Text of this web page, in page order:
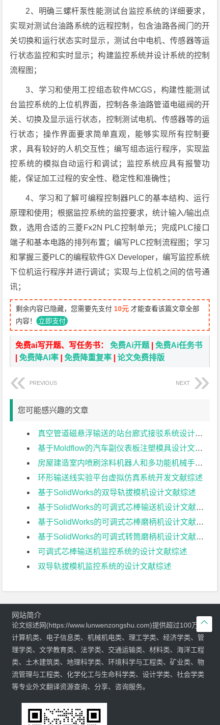
2、明确三螺杆泵性能测试台监控系统的详细要求，
实现对测试台油路系统的远程控制，包含油路各阀门的开
关切换和运行状态实时显示，测试台中电机、传感器等运
行状态监控和实时显示；构建监控系统并设计系统的控制
流程图；
3、学习和使用工控组态软件MCGS，构建性能测试
台监控系统的上位机界面，控制各条油路管道电磁阀的开
关、切换及显示运行状态，控制测试电机、传感器等的运
行状态；操作界面要求简单直观，能够实现所有控制要
求，具有较好的人机交互性；编写组态运行程序，实现监
控系统的模拟自动运行和调试；监控系统应具有报警功
能，保证加工过程的安全性、稳定性和准确性；
4、学习和了解可编程控制器PLC的基本结构、运行
原理和使用；根据监控系统的监控要求，统计输入/输出点
数，选用合适的三菱Fx2N PLC控制单元；完成PLC接口
端子和基本电路的排列布置；编写PLC控制流程图；学习
和掌握三菱PLC的编程软件GX Developer，编写监控系统
下位机运行程序并进行调试；实现与上位机之间的信号通
讯；
剩余内容已隐藏，您需要先支付 10元 才能查看该篇文章全部
内容！ 立即支付
免费ai写开题、写任务书：免费Ai开题 |免费Ai任务书
|免费降AI率 |免费降重复率 |论文免费排版
PREVIOUS NEXT
您可能感兴趣的文章
真空管道磁悬浮输送的站台廊式接驳系统设计文献综述
基于Moldflow的汽车副仪表板注塑模具设计文献综述
房屋建造室内喷刷涂料机器人和多功能机械手设计文献综述
环形输送线实验平台虚拟仿真系统开发文献综述
基于SolidWorks的双导轨拔模机设计文献综述
基于SolidWorks的可调式芯棒输送机设计文献综述
基于SolidWorks的可调式芯棒磨柄机设计文献综述
基于SolidWorks的可调式转筒磨柄机设计文献综述
可调式芯棒输送机监控系统的设计文献综述
双导轨拔模机监控系统的设计文献综述

网站简介
论文综述网(https://www.lunwenzongshu.com)提供超过100万的
计算机类、电子信息类、机械机电类、理工学类、经济学类、管
理学类、文学教育类、法学类、交通运输类、材料类、海洋工程
类、土木建筑类、地理科学类、环境科学与工程类、矿业类、物
流管理与工程类、化学化工与生命科学类、设计学类、社会学类
等专业外文翻译资源查询、分享、咨询服务。